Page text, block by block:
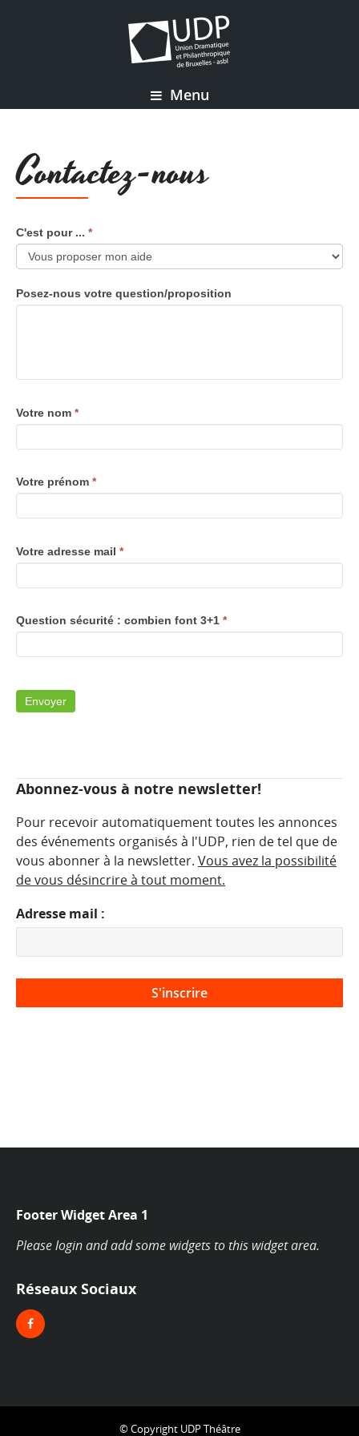
Menu
Contactez-nous
C'est pour ... *
Posez-nous votre question/proposition
Votre nom *
Votre prénom *
Votre adresse mail *
Question sécurité : combien font 3+1 *
Abonnez-vous à notre newsletter!
Pour recevoir automatiquement toutes les annonces
des événements organisés à l'UDP, rien de tel que de
vous abonner à la newsletter. Vous avez la possibilité
de vous désincrire à tout moment.
Adresse mail :
Footer Widget Area 1
Please login and add some widgets to this widget area.
Réseaux Sociaux
© Copyright UDP Théâtre